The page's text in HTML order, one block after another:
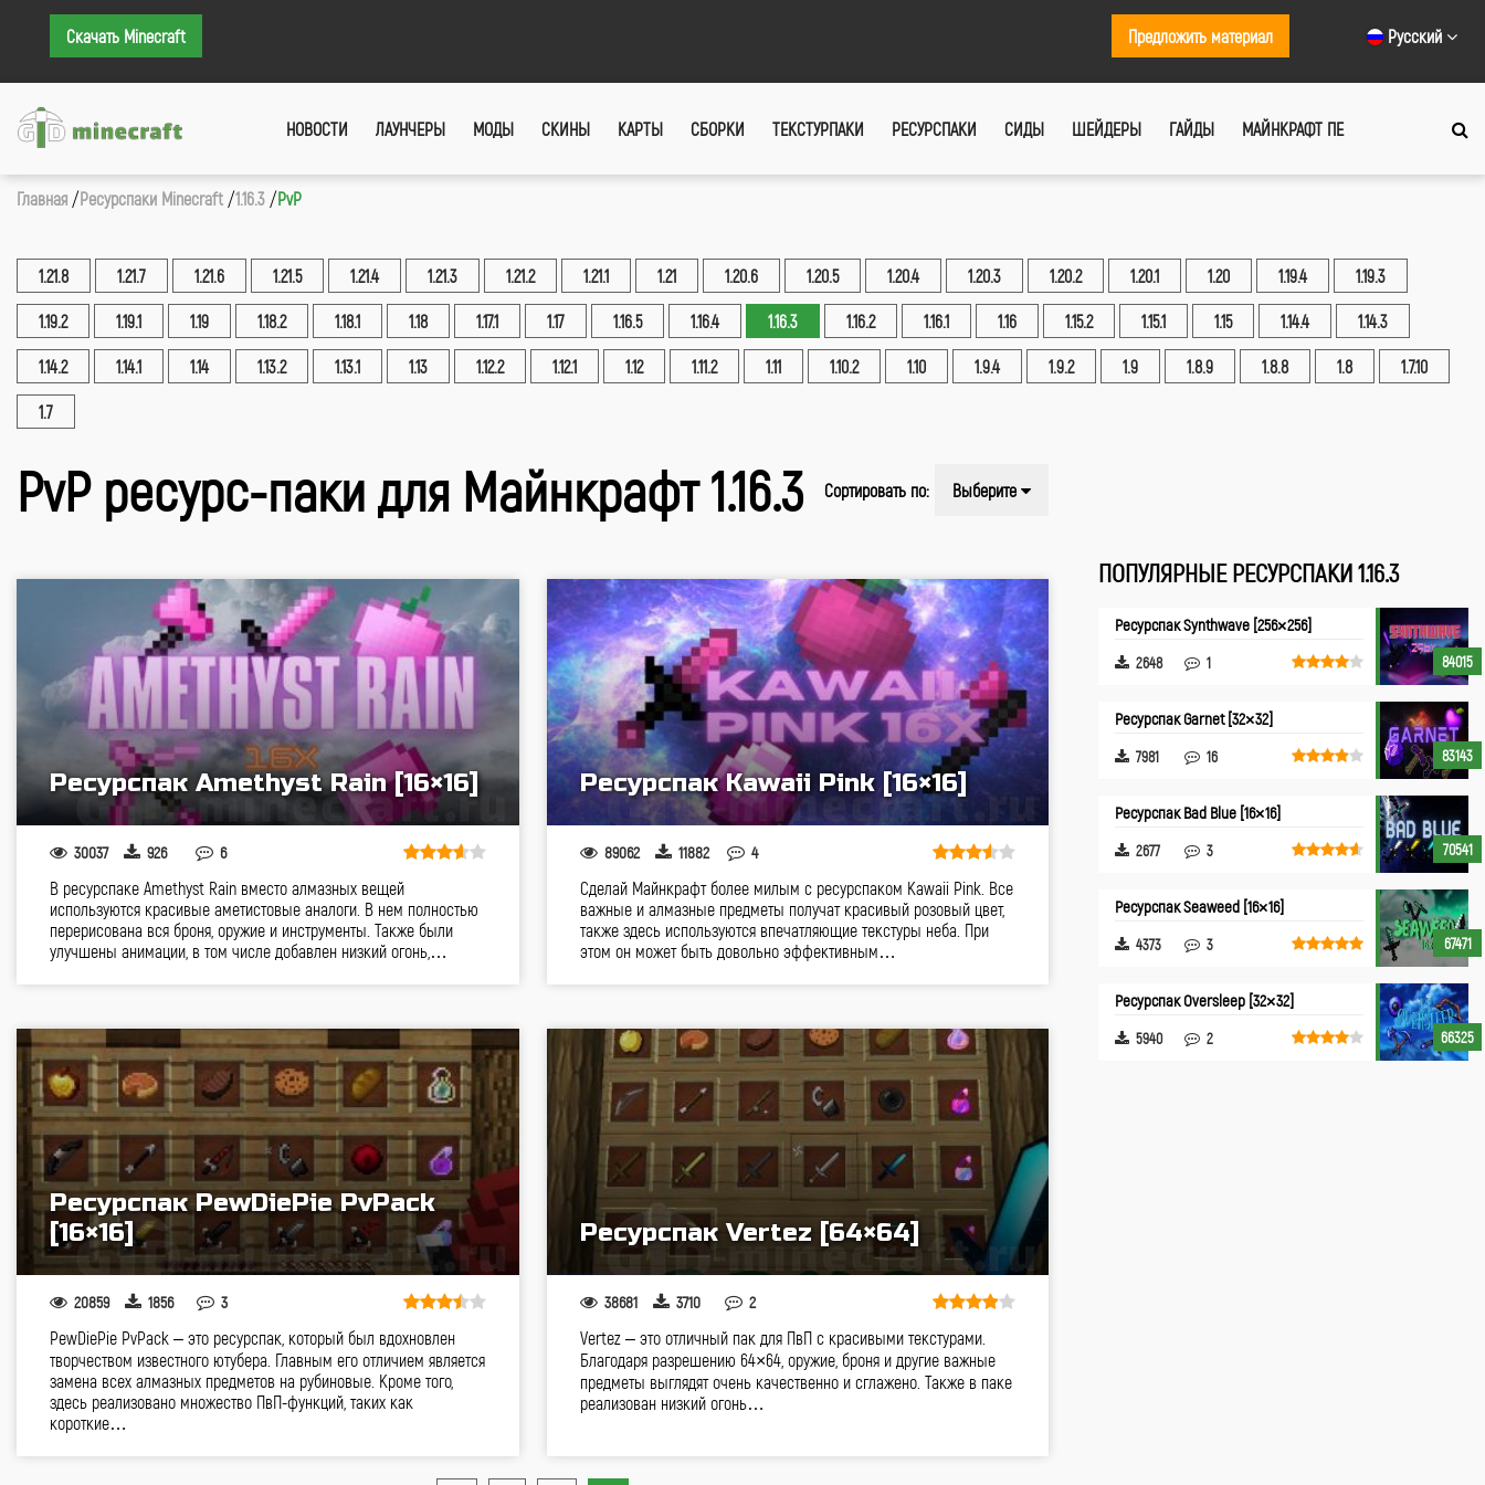
Скачать Minecraft Русский
Предложить материал
НОВОСТИ ЛАУНЧЕРЫ МОДЫ СКИНЫ КАРТЫ СБОРКИ ТЕКСТУРПАКИ РЕСУРСПАКИ СИДЫ ШЕЙДЕРЫ ГАЙДЫ МАЙНКРАФТ ПЕ
Главная Ресурспаки Minecraft 1.16.3 PvP
1.21.8 1.21.7 1.21.6 1.21.5 1.21.4 1.21.3 1.21.2 1.21.1 1.21 1.20.6 1.20.5 1.20.4 1.20.3 1.20.2 1.20.1 1.20 1.19.4 1.19.3
1.19.2 1.19.1 1.19 1.18.2 1.18.1 1.18 1.17.1 1.17 1.16.5 1.16.4 1.16.3 1.16.2 1.16.1 1.16 1.15.2 1.15.1 1.15 1.14.4 1.14.3
1.14.2 1.14.1 1.14 1.13.2 1.13.1 1.13 1.12.2 1.12.1 1.12 1.11.2 1.11 1.10.2 1.10 1.9.4 1.9.2 1.9 1.8.9 1.8.8 1.8 1.7.10
1.7
PvP ресурс-паки для Майнкрафт 1.16.3 Сортировать по: Выберите
Ресурспак Amethyst Rain [16×16]
30037 926 6
В ресурспаке Amethyst Rain вместо алмазных вещей
используются красивые аметистовые аналоги. В нем полностью
перерисована вся броня, оружие и инструменты. Также были
улучшены анимации, в том числе добавлен низкий огонь,…
Ресурспак Kawaii Pink [16×16]
89062 11882 4
Сделай Майнкрафт более милым с ресурспаком Kawaii Pink. Все
важные и алмазные предметы получат красивый розовый цвет,
также здесь используются впечатляющие текстуры неба. При
этом он может быть довольно эффективным…
Ресурспак PewDiePie PvPack
[16×16]
20859 1856 3
PewDiePie PvPack – это ресурспак, который был вдохновлен
творчеством известного ютубера. Главным его отличием является
замена всех алмазных предметов на рубиновые. Кроме того,
здесь реализовано множество ПвП-функций, таких как
короткие…
Ресурспак Vertez [64×64]
38681 3710 2
Vertez – это отличный пак для ПвП с красивыми текстурами.
Благодаря разрешению 64×64, оружие, броня и другие важные
предметы выглядят очень качественно и сглажено. Также в паке
реализован низкий огонь…
ПОПУЛЯРНЫЕ РЕСУРСПАКИ 1.16.3
84015
Ресурспак Synthwave [256×256]
2648 1
83143
Ресурспак Garnet [32×32]
7981 16
70541
Ресурспак Bad Blue [16×16]
2677 3
67471
Ресурспак Seaweed [16×16]
4373 3
66325
Ресурспак Oversleep [32×32]
5940 2